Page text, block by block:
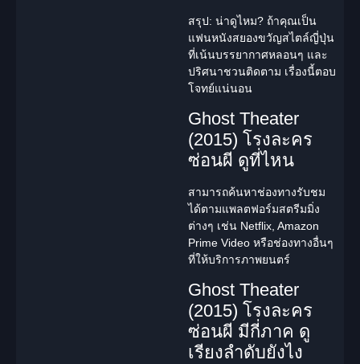
สรุป: น่าดูไหม? ถ้าคุณเป็น
แฟนหนังสยองขวัญสไตล์ญี่ปุ่น
ที่เน้นบรรยากาศหลอนๆ และ
ปริศนาชวนติดตาม เรื่องนี้ตอบ
โจทย์แน่นอน
Ghost Theater
(2015) โรงละคร
ซ่อนผี ดูที่ไหน
สามารถค้นหาช่องทางรับชม
ได้ตามแพลตฟอร์มสตรีมมิ่ง
ต่างๆ เช่น Netflix, Amazon
Prime Video หรือช่องทางอื่นๆ
ที่ให้บริการภาพยนตร์
Ghost Theater
(2015) โรงละคร
ซ่อนผี มีกี่ภาค ดู
เรียงลำดับยังไง